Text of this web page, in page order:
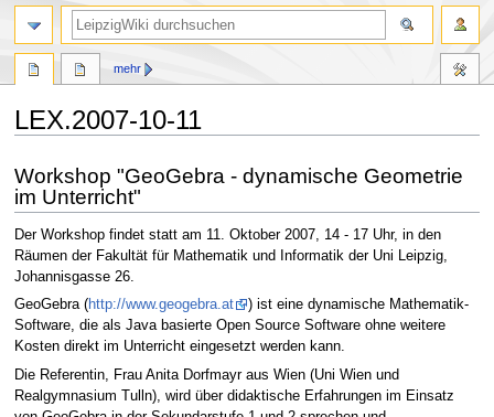
LEX.2007-10-11
Navigation
springen
Suche
springen
Workshop "GeoGebra - dynamische Geometrie
im Unterricht"
Der Workshop findet statt am 11. Oktober 2007, 14 - 17 Uhr, in den
Räumen der Fakultät für Mathematik und Informatik der Uni Leipzig,
Johannisgasse 26.
GeoGebra (http://www.geogebra.at
) ist eine dynamische Mathematik-
Software, die als Java basierte Open Source Software ohne weitere
Kosten direkt im Unterricht eingesetzt werden kann.
Die Referentin, Frau Anita Dorfmayr aus Wien (Uni Wien und
Realgymnasium Tulln), wird über didaktische Erfahrungen im Einsatz
mehr